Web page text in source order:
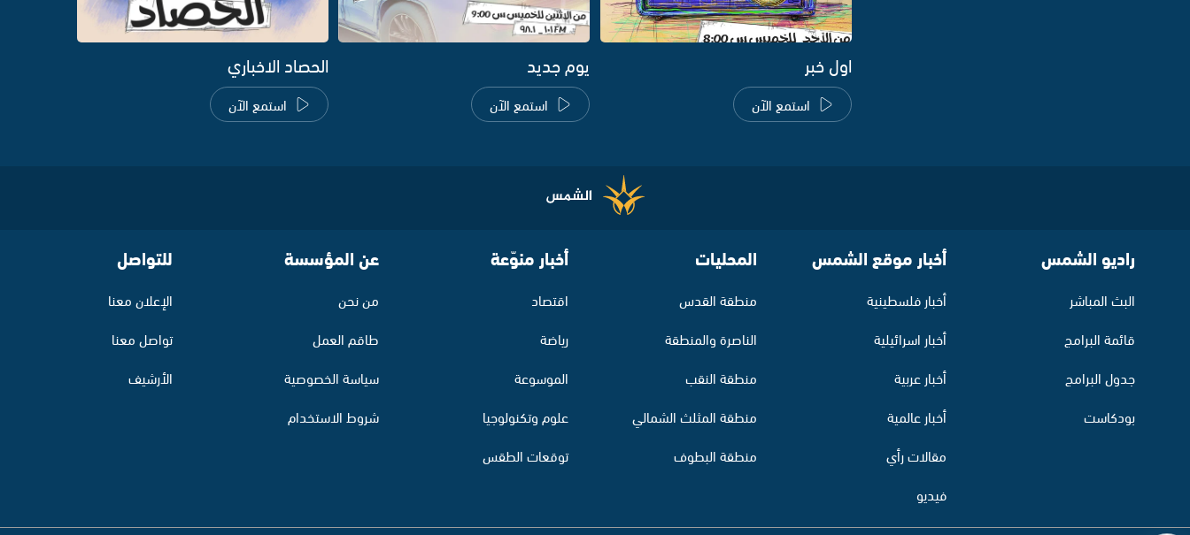
اول خبر
استمع الآن
يوم جديد
استمع الآن
الحصاد الاخباري
استمع الآن
راديو الشمس
البث المباشر
قائمة البرامج
جدول البرامج
بودكاست
أخبار موقع الشمس
أخبار فلسطينية
أخبار اسرائيلية
أخبار عربية
أخبار عالمية
مقالات رأي
فيديو
المحليات
منطقة القدس
الناصرة والمنطقة
منطقة النقب
منطقة المثلث الشمالي
منطقة البطوف
أخبار منوّعة
اقتصاد
رياضة
الموسوعة
علوم وتكنولوجيا
توقعات الطقس
عن المؤسسة
من نحن
طاقم العمل
سياسة الخصوصية
شروط الاستخدام
للتواصل
الإعلان معنا
تواصل معنا
الأرشيف